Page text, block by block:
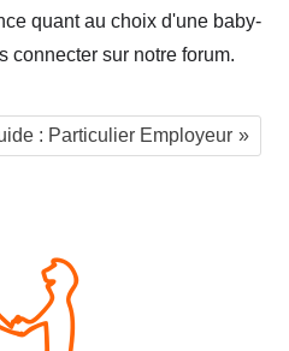
quant au choix d'une baby-
connecter sur notre forum.
: Particulier Employeur